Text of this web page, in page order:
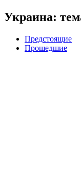
Украина:
Предстоящие
Прошедшие